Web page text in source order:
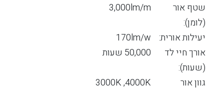
שטף אור
(לומן):
3,000lm/m
יעילות אורית:
170lm/w
אורך חיי לד
(שעות):
50,000 שעות
גוון אור
3000K ,4000K